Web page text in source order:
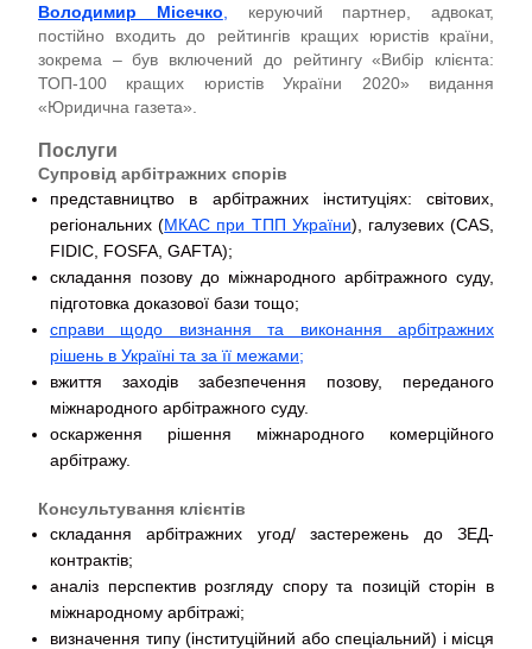
Володимир Місечко
керуючий партнер, адвокат,
постійно входить до рейтингів кращих юристів країни,
зокрема – був включений до рейтингу «Вибір клієнта:
ТОП-100 кращих юристів України 2020» видання
«Юридична газета».
Послуги
Супровід арбітражних спорів
представництво в арбітражних інституціях: світових,
регіональних (МКАС при ТПП України), галузевих (CAS,
FIDIC, FOSFA, GAFTA);
складання позову до міжнародного арбітражного суду,
підготовка доказової бази тощо;
справи щодо визнання та виконання арбітражних
рішень в Україні та за її межами;
вжиття заходів забезпечення позову, переданого
міжнародного арбітражного суду.
оскарження рішення міжнародного комерційного
арбітражу.
Консультування клієнтів
складання арбітражних угод/ застережень до ЗЕД-
контрактів;
аналіз перспектив розгляду спору та позицій сторін в
міжнародному арбітражі;
визначення типу (інституційний або спеціальний) і місця